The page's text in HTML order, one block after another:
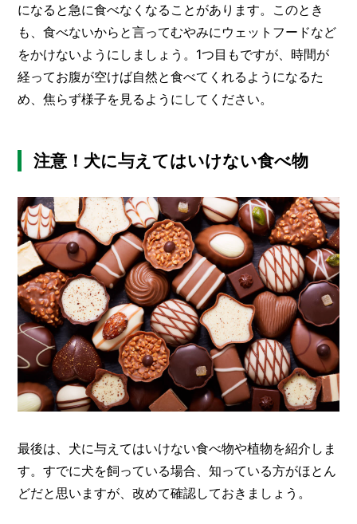
になると急に食べなくなることがあります。このとき
も、食べないからと言ってむやみにウェットフードなど
をかけないようにしましょう。1つ目もですが、時間が
経ってお腹が空けば自然と食べてくれるようになるた
め、焦らず様子を見るようにしてください。
注意！犬に与えてはいけない食べ物
最後は、犬に与えてはいけない食べ物や植物を紹介しま
す。すでに犬を飼っている場合、知っている方がほとん
どだと思いますが、改めて確認しておきましょう。